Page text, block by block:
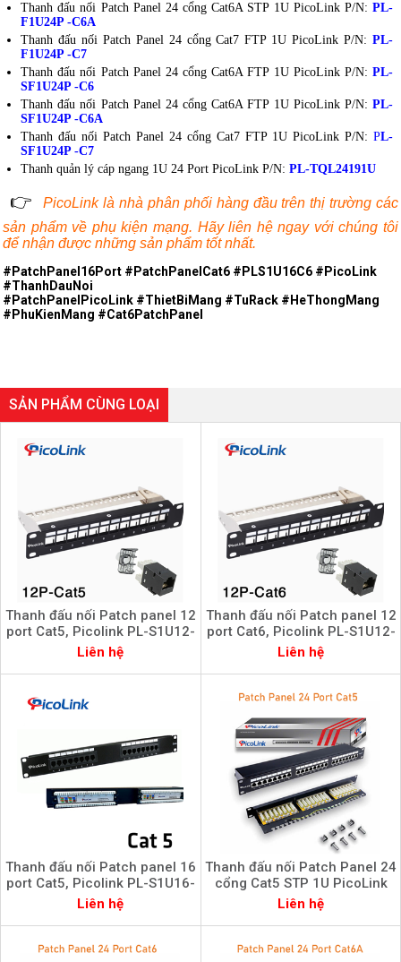
Thanh đấu nối Patch Panel 24 cổng Cat6A STP 1U PicoLink P/N: PL-
F1U24P -C6A
Thanh đấu nối Patch Panel 24 cổng Cat7 FTP 1U PicoLink P/N: PL-
F1U24P -C7
Thanh đấu nối Patch Panel 24 cổng Cat6A FTP 1U PicoLink P/N: PL-
SF1U24P -C6
Thanh đấu nối Patch Panel 24 cổng Cat6A FTP 1U PicoLink P/N: PL-
SF1U24P -C6A
Thanh đấu nối Patch Panel 24 cổng Cat7 FTP 1U PicoLink P/N: PL-
SF1U24P -C7
Thanh quản lý cáp ngang 1U 24 Port PicoLink P/N: PL-TQL24191U
👉
PicoLink là nhà phân phối hàng đầu trên thị trường các
sản phẩm về phụ kiện mạng. Hãy liên hệ ngay với chúng tôi
để nhận được những sản phẩm tốt nhất.
#PatchPanel16Port #PatchPanelCat6 #PLS1U16C6 #PicoLink
#ThanhDauNoi
#PatchPanelPicoLink #ThietBiMang #TuRack #HeThongMang
#PhuKienMang #Cat6PatchPanel
SẢN PHẨM CÙNG LOẠI
Thanh đấu nối Patch panel 12
port Cat5, Picolink PL-S1U12-
C5
Liên hệ
Thanh đấu nối Patch panel 12
port Cat6, Picolink PL-S1U12-
C6
Liên hệ
Thanh đấu nối Patch panel 16
port Cat5, Picolink PL-S1U16-
C5
Liên hệ
Thanh đấu nối Patch Panel 24
cổng Cat5 STP 1U PicoLink
P/N: PL-S1U24 -C5
Liên hệ